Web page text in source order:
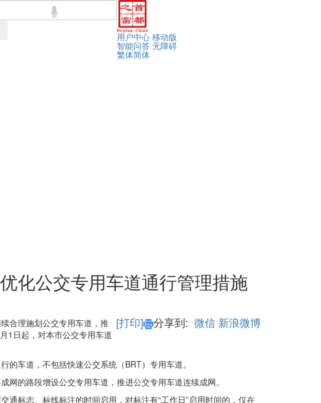
用户中心 移动版
智能问答 无障碍
繁体简体
化公交专用车道通行管理措施
[打印] 分享到: 微信 新浪微博
合理施划公交专用车道，推
1日起，对本市公交专用车道
车道，不包括快速公交系统（BRT）专用车道。
的路段增设公交专用车道，推进公交专用车道连续成网。
标志、标线标注的时间启用，对标注有“工作日”启用时间的，仅在